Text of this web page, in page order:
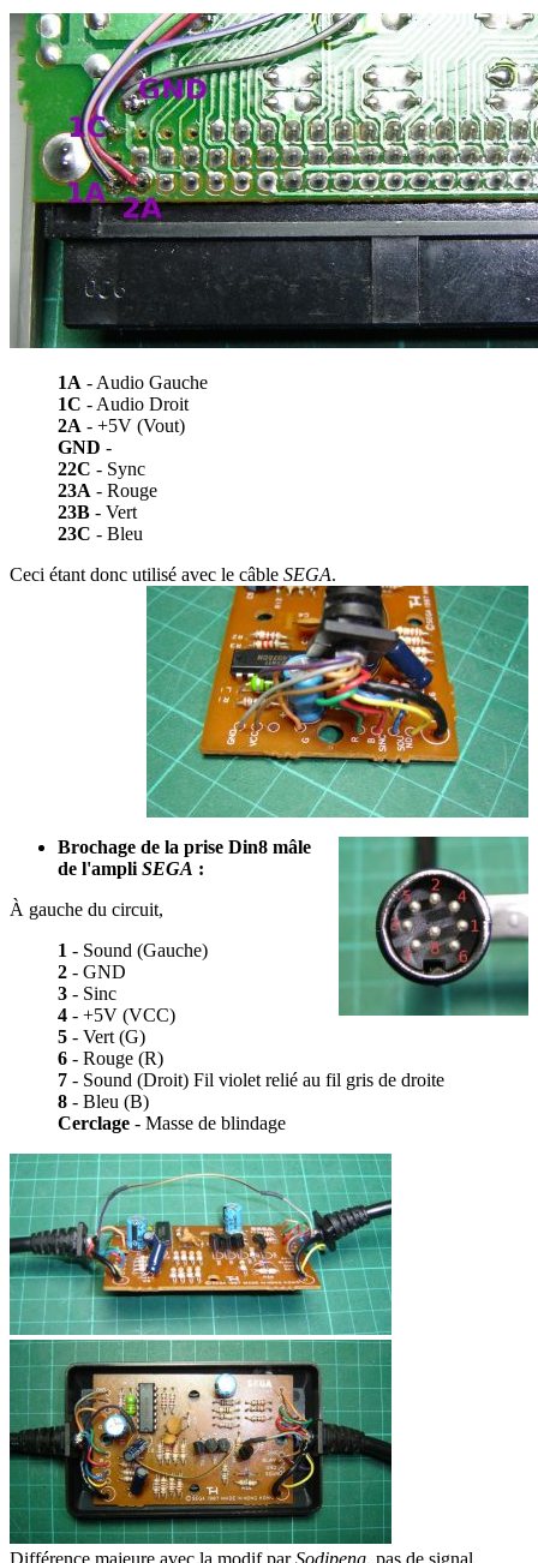
1A - Audio Gauche
1C - Audio Droit
2A - +5V (Vout)
GND -
22C - Sync
23A - Rouge
23B - Vert
23C - Bleu
Ceci étant donc utilisé avec le câble SEGA.
Brochage de la prise Din8 mâle
de l'ampli SEGA :
À gauche du circuit,
1 - Sound (Gauche)
2 - GND
3 - Sinc
4 - +5V (VCC)
5 - Vert (G)
6 - Rouge (R)
7 - Sound (Droit) Fil violet relié au fil gris de droite
8 - Bleu (B)
Cerclage - Masse de blindage
Différence majeure avec la modif parSodipeng, pas de signal